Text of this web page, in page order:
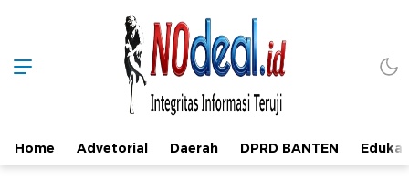
Home Advetorial Daerah DPRD BANTEN